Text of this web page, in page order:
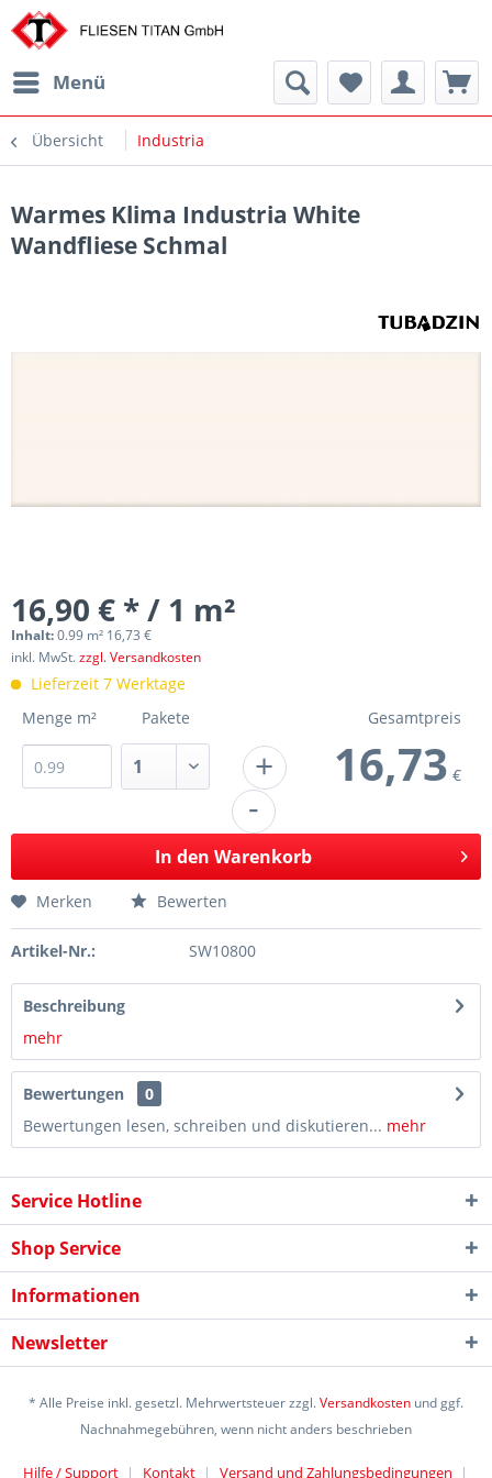
Menü
Übersicht Industria
Warmes Klima Industria White
Wandfliese Schmal
16,90 € * / 1 m²
Inhalt:0.99 m² 16,73 €
inkl. MwSt.zzgl. Versandkosten
Lieferzeit 7 Werktage
Menge m²
Pakete
+
-
Gesamtpreis
16,73 €
In den Warenkorb
Merken Bewerten
Artikel-Nr.: SW10800
Beschreibung
mehr
Bewertungen
0
Bewertungen lesen, schreiben und diskutieren... mehr
Service Hotline
Shop Service
Informationen
Newsletter
* Alle Preise inkl. gesetzl. Mehrwertsteuer zzgl.Versandkosten und ggf.
Nachnahmegebühren, wenn nicht anders beschrieben
Hilfe / Support Kontakt Versand und Zahlungsbedingungen